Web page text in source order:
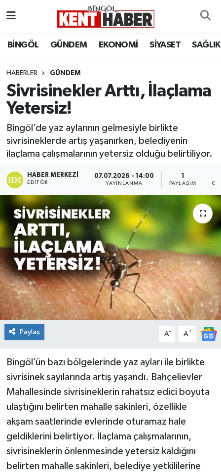
BİNGÖL GÜNDEM EKONOMİ SİYASET SAĞLIK
HABERLER GÜNDEM
Sivrisinekler Arttı, İlaçlama
Yetersiz!
Bingöl’de yaz aylarının gelmesiyle birlikte
sivrisineklerde artış yaşanırken, belediyenin
ilaçlama çalışmalarının yetersiz olduğu belirtiliyor.
HABER MERKEZI
EDITÖR
07.07.2026 - 14:00
YAYINLANMA PAYLAŞIM
Paylaş A- A+
Bingöl’ün bazı bölgelerinde yaz ayları ile birlikte
sivrisinek sayılarında artış yaşandı. Bahçelievler
Mahallesinde sivrisineklerin rahatsız edici boyuta
ulaştığını belirten mahalle sakinleri, özellikle
akşam saatlerinde evlerinde oturamaz hale
geldiklerini belirtiyor. İlaçlama çalışmalarının,
sivrisineklerin önlenmesinde yetersiz kaldığını
belirten mahalle sakinleri, belediye yetkililerine
BİLİM-TEKNOLOJİ
DÜNYA
EĞİTİM
EKONOMİ
KARLIOVA
KİĞI
MERKEZ
RESMİ İLANLAR
SAĞLIK
SİYASET
SOLHAN
SPOR
YEDİSU
Bingöl Hava Durumu
Bingöl Namaz Vakitleri
Bingöl Trafik Yoğunluk Haritası
Süper Lig Puan Durumu ve Fikstür
Haber Arşivi